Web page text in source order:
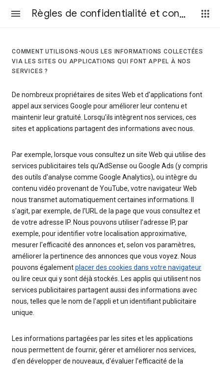
Règles de confidentialité et conditions d’utilisation
COMMENT UTILISONS-NOUS LES INFORMATIONS COLLECTÉES
VIA LES SITES OU APPLICATIONS QUI FONT APPEL À NOS
SERVICES ?
De nombreux propriétaires de sites Web et d'applications font
appel aux services Google pour améliorer leur contenu et
maintenir leur gratuité. Lorsqu'ils intègrent nos services, ces
sites et applications partagent des informations avec nous.
Par exemple, lorsque vous consultez un site Web qui utilise des
services publicitaires tels qu'AdSense ou Google Ads (y compris
des outils d'analyse comme Google Analytics), ou intègre du
contenu vidéo provenant de YouTube, votre navigateur Web
nous transmet automatiquement certaines informations. Il
s'agit, par exemple, de l'URL de la page que vous consultez et
de votre adresse IP. Nous pouvons utiliser l'adresse IP, par
exemple, pour identifier votre localisation approximative,
mesurer l'efficacité des annonces et, selon vos paramètres,
améliorer la pertinence des annonces que vous voyez. Nous
pouvons égalementplacer des cookies dans votre navigateur
ou lire ceux qui y sont déjà stockés. Les applis qui utilisent nos
services publicitaires partagent aussi des informations avec
nous, telles que le nom de l'appli et un identifiant publicitaire
unique.
Les informations partagées par les sites et les applications
nous permettent de fournir, gérer et améliorer nos services,
d'en développer de nouveaux, d'évaluer l'efficacité de la